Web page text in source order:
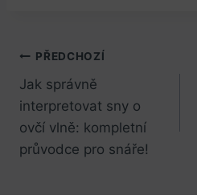
Navigace
pro
příspěvek
PŘEDCHOZÍ
Jak správně
interpretovat sny o
ovčí vlně: kompletní
průvodce pro snáře!